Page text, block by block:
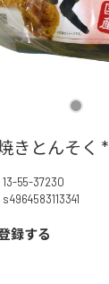
きとんそく *
13-55-37230
s4964583113341
録する